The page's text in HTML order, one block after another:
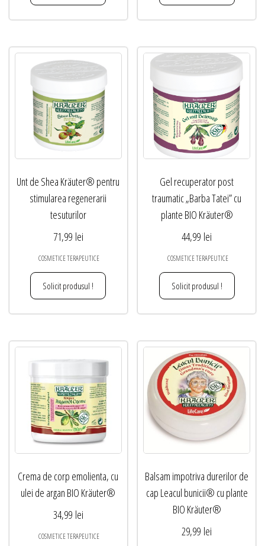
84,99 lei.
Unt de Shea Kräuter® pentru
stimularea regenerarii
tesuturilor
71,99 lei
COSMETICE TERAPEUTICE
Solicit produsul !
Gel recuperator post
traumatic „Barba Tatei” cu
plante BIO Kräuter®
44,99 lei
COSMETICE TERAPEUTICE
Solicit produsul !
Crema de corp emolienta, cu
ulei de argan BIO Kräuter®
34,99 lei
COSMETICE TERAPEUTICE
Balsam impotriva durerilor de
cap Leacul bunicii® cu plante
BIO Kräuter®
29,99 lei